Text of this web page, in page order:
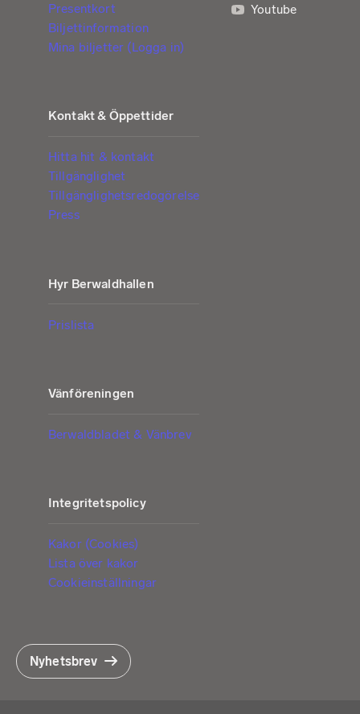
Presentkort
Biljettinformation
Mina biljetter (Logga in)
Kontakt & Öppettider
Hitta hit & kontakt
Tillgänglighet
Tillgänglighetsredogörelse
Press
Hyr Berwaldhallen
Prislista
Vänföreningen
Berwaldbladet & Vänbrev
Integritetspolicy
Kakor (Cookies)
Lista över kakor
Cookieinställningar
Youtube
Nyhetsbrev